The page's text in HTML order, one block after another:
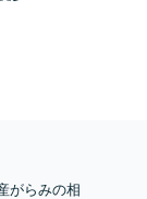
がらみの相